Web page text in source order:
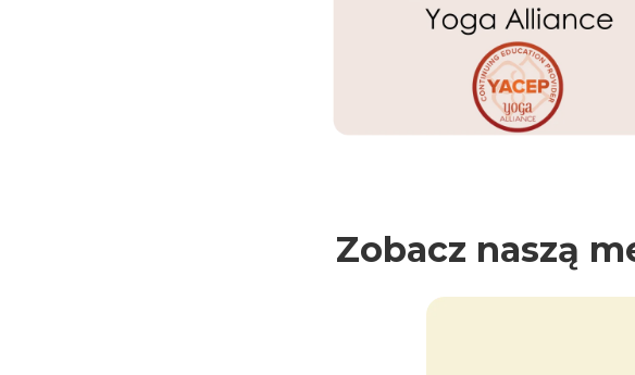
Zobacz naszą